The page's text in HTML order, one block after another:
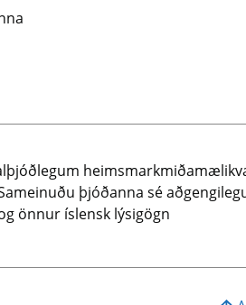
þjóðanna sé
önnur íslensk lýsigögn